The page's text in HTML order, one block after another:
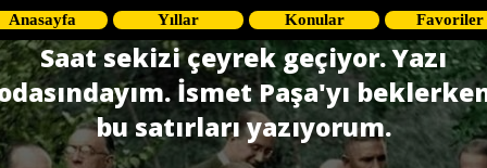
Anasayfa Yıllar Konular Favoriler
Saat sekizi çeyrek geçiyor. Yazı
İsmet Paşa'yı
bu satırları yazıyorum.